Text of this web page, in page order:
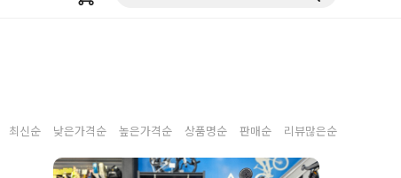
최신순 낮은가격순 높은가격순 상품명순 판매순 리뷰많은순